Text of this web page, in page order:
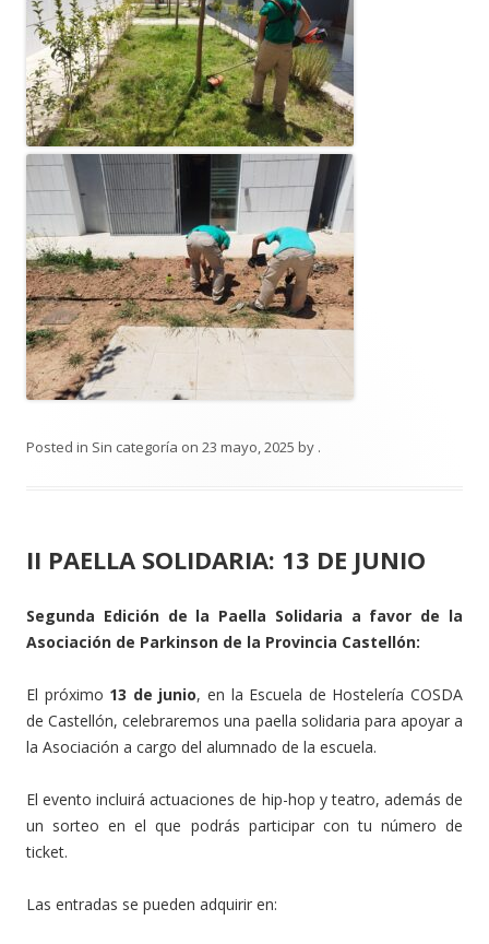
Posted in Sin categoría on 23 mayo, 2025 by .
II PAELLA SOLIDARIA: 13 DE JUNIO
Segunda Edición de la Paella Solidaria a favor de la
Asociación de Parkinson de la Provincia Castellón:
El próximo 13 de junio, en la Escuela de Hostelería COSDA
de Castellón, celebraremos una paella solidaria para apoyar a
la Asociación a cargo del alumnado de la escuela.
El evento incluirá actuaciones de hip-hop y teatro, además de
un sorteo en el que podrás participar con tu número de
ticket.
Las entradas se pueden adquirir en: